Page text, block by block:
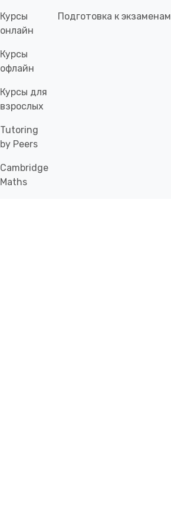
Курсы
онлайн
Курсы
офлайн
Курсы для
взрослых
Tutoring
by Peers
Cambridge
Maths
Подготовка к экзаменам